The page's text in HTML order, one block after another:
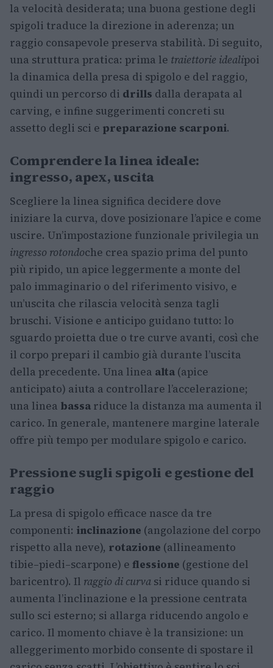
la velocità desiderata; una buona gestione degli
spigoli traduce la direzione in aderenza; un
raggio consapevole preserva stabilità. Di seguito,
una struttura pratica: prima le traiettorie idealipoi
la dinamica della presa di spigolo e del raggio,
quindi un percorso di drills dalla derapata al
carving, e infine suggerimenti concreti su
assetto degli sci e preparazione scarponi.
Comprendere la linea ideale:
ingresso, apex, uscita
Scegliere la linea significa decidere dove
iniziare la curva, dove posizionare l’apice e come
uscire. Un’impostazione funzionale privilegia un
ingresso rotondoche crea spazio prima del punto
più ripido, un apice leggermente a monte del
palo immaginario o del riferimento visivo, e
un’uscita che rilascia velocità senza tagli
bruschi. Visione e anticipo guidano tutto: lo
sguardo proietta due o tre curve avanti, così che
il corpo prepari il cambio già durante l’uscita
della precedente. Una linea alta (apice
anticipato) aiuta a controllare l’accelerazione;
una linea bassa riduce la distanza ma aumenta il
carico. In generale, mantenere margine laterale
offre più tempo per modulare spigolo e carico.
Pressione sugli spigoli e gestione del
raggio
La presa di spigolo efficace nasce da tre
componenti: inclinazione (angolazione del corpo
rispetto alla neve), rotazione (allineamento
tibie–piedi–scarpone) e flessione (gestione del
baricentro). Il raggio di curva si riduce quando si
aumenta l’inclinazione e la pressione centrata
sullo sci esterno; si allarga riducendo angolo e
carico. Il momento chiave è la transizione: un
alleggerimento morbido consente di spostare il